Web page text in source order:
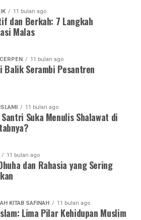
11 bulan ago
dan Berkah: 7 Langkah
Malas
11 bulan ago
Balik Serambi Pesantren
11 bulan ago
Santri Suka Menulis Shalawat di
11 bulan ago
dan Rahasia yang Sering
KITAB SAFINAH 11 bulan ago
Lima Pilar Kehidupan Muslim